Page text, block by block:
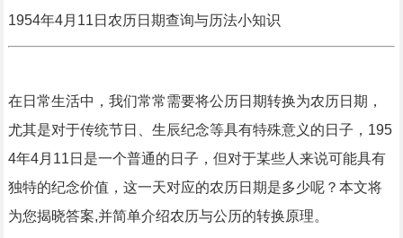
1954年4月11日农历日期查询与历法小知识
在日常生活中，我们常常需要将公历日期转换为农历日期，
尤其是对于传统节日、生辰纪念等具有特殊意义的日子，195
4年4月11日是一个普通的日子，但对于某些人来说可能具有
独特的纪念价值，这一天对应的农历日期是多少呢？本文将
为您揭晓答案,并简单介绍农历与公历的转换原理。